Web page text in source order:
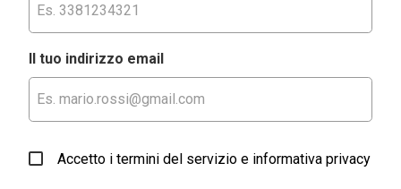
Il tuo indirizzo email
Accetto i termini del servizio e informativa privacy